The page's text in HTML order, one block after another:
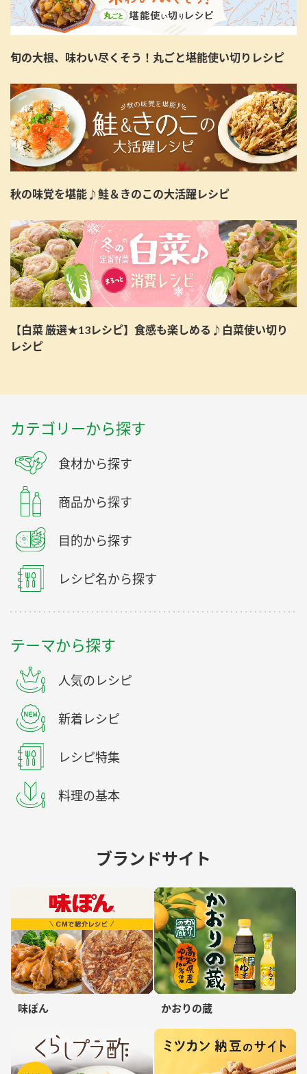
旬の大根、味わい尽くそう！丸ごと堪能使い切りレシピ
秋の味覚を堪能♪鮭＆きのこの大活躍レシピ
【白菜 厳選★13レシピ】食感も楽しめる♪白菜使い切り
レシピ
カテゴリーから探す
食材から探す
商品から探す
目的から探す
レシピ名から探す
テーマから探す
人気のレシピ
新着レシピ
レシピ特集
料理の基本
ブランドサイト
味ぽん かおりの蔵